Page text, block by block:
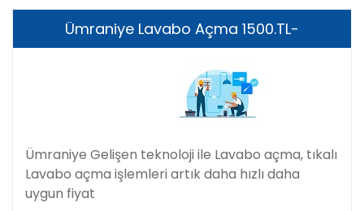
Ümraniye Lavabo Açma 1500.TL-
Ümraniye Gelişen teknoloji ile Lavabo açma, tıkalı
Lavabo açma işlemleri artık daha hızlı daha
uygun fiyat